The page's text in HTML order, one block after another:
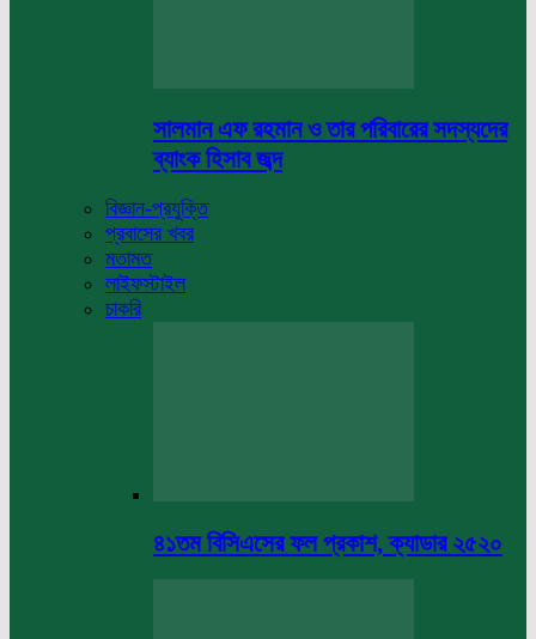
সালমান এফ রহমান ও তার পরিবারের সদস্যদের
ব্যাংক হিসাব জব্দ
বিজ্ঞান-প্রযুক্তি
প্রবাসের খবর
মতামত
লাইফস্টাইল
চাকরি
৪১তম বিসিএসের ফল প্রকাশ, ক্যাডার ২৫২০